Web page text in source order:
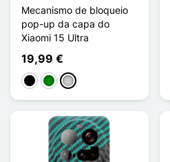
Mecanismo de bloqueio
pop-up da capa do
Xiaomi 15 Ultra
19,99 €
PretoVerdePrata